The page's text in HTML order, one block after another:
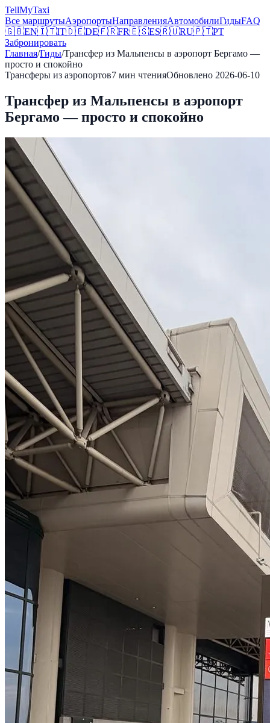
TellMyTaxi
Все маршрутыАэропортыНаправленияАвтомобилиГидыFAQ
🇬🇧EN🇮🇹IT🇩🇪DE🇫🇷FR🇪🇸ES🇷🇺RU🇵🇹PT
Забронировать
Главная/Гиды/Трансфер из Мальпенсы в аэропорт Бергамо —
просто и спокойно
Трансферы из аэропортов7 мин чтенияОбновлено 2026-06-10
Трансфер из Мальпенсы в аэропорт
Бергамо — просто и спокойно